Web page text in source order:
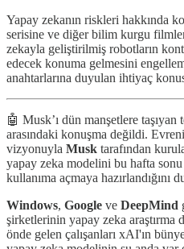
Yapay zekanın riskleri hakkında
serisine ve diğer bilim kurgu
zekayla geliştirilmiş robotların
edecek konuma gelmesini
anahtarlarına duyulan ihtiyaç
🤖 Musk’ı dün manşetlere
arasındaki konuşma değildi.
vizyonuyla Musk tarafından
yapay zeka modelini bu hafta
kullanıma açmaya hazırlandığını
Windows, Google ve DeepMind
şirketlerinin yapay zeka araştırma
önde gelen çalışanları xAI'ın